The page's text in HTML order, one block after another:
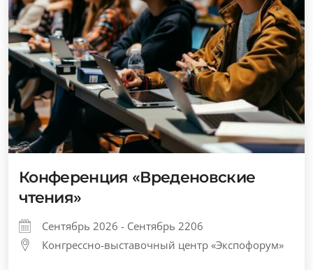
Конференция «Вреденовские
чтения»
Сентябрь 2026 - Сентябрь 2206
Конгрессно-выставочный центр «Экспофорум»